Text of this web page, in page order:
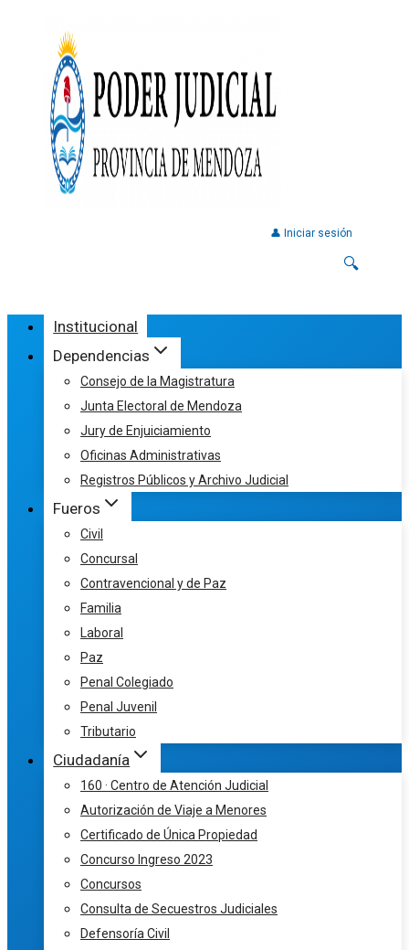
👤 Iniciar sesión
🔍
Institucional
Dependencias
Consejo de la Magistratura
Junta Electoral de Mendoza
Jury de Enjuiciamiento
Oficinas Administrativas
Registros Públicos y Archivo Judicial
Fueros
Civil
Concursal
Contravencional y de Paz
Familia
Laboral
Paz
Penal Colegiado
Penal Juvenil
Tributario
Ciudadanía
160 · Centro de Atención Judicial
Autorización de Viaje a Menores
Certificado de Única Propiedad
Concurso Ingreso 2023
Concursos
Consulta de Secuestros Judiciales
Defensoría Civil